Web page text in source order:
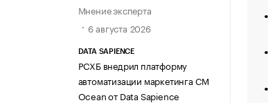
Мнение эксперта
6 августа 2026
DATA SAPIENCE
РСХБ внедрил платформу
автоматизации маркетинга CM
Ocean от Data Sapience